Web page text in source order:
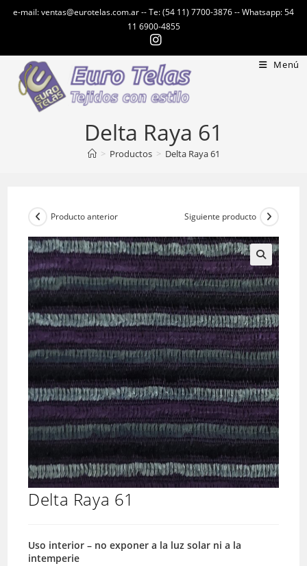
e-mail: ventas@eurotelas.com.ar -- Te: (54 11) 7700-3876 -- Whatsapp: 54
11 6900-4855
Menú
Delta Raya 61
> Productos > Delta Raya 61
Producto anterior Siguiente producto
Delta Raya 61
Uso interior – no exponer a la luz solar ni a la
intemperie